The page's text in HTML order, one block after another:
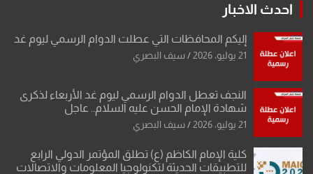
احدث الاخبار
إليكم المحافظات التي عطلت الدوام الرسمي ليوم غد
21 يوليو، 2026 سيف البصري
النجف تعطل الدوام الرسمي ليوم غد الأربعاء لذكرى
شهادة الإمام الحسن عليه السلام.. عاجل
21 يوليو، 2026 سيف البصري
كلية الإمام الكاظم (ع) تطلق المؤتمر الدولي الرابع
للتطبيقات الحديثة لتكنولوجيا المعلومات والاتصالات